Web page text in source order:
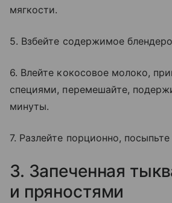
мягкости.
5. Взбейте содержимое
6. Влейте кокосовое молоко,
специями, перемешайте,
минуты.
7. Разлейте порционно,
3. Запеченная
и пряностями